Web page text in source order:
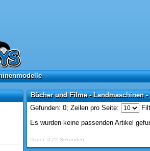
Bücher und Filme - Landmaschinen -
Bücher und Filme - Landmaschinen -
Gefunden: 0; Zeilen pro Seite:
Es wurden keine passenden Artikel
Dauer: 0,22 Sekunden